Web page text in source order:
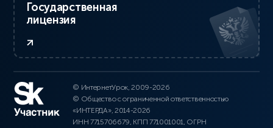
Государственная
лицензия
© ИнтернетУрок, 2009-2026
© Общество с ограниченной ответственностью
«ИНТЕРДА», 2014-2026
ИНН 7715706679, КПП 771001001, ОГРН